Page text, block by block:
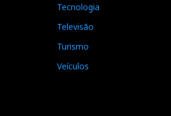
Tecnologia
Televisão
Turismo
Veículos